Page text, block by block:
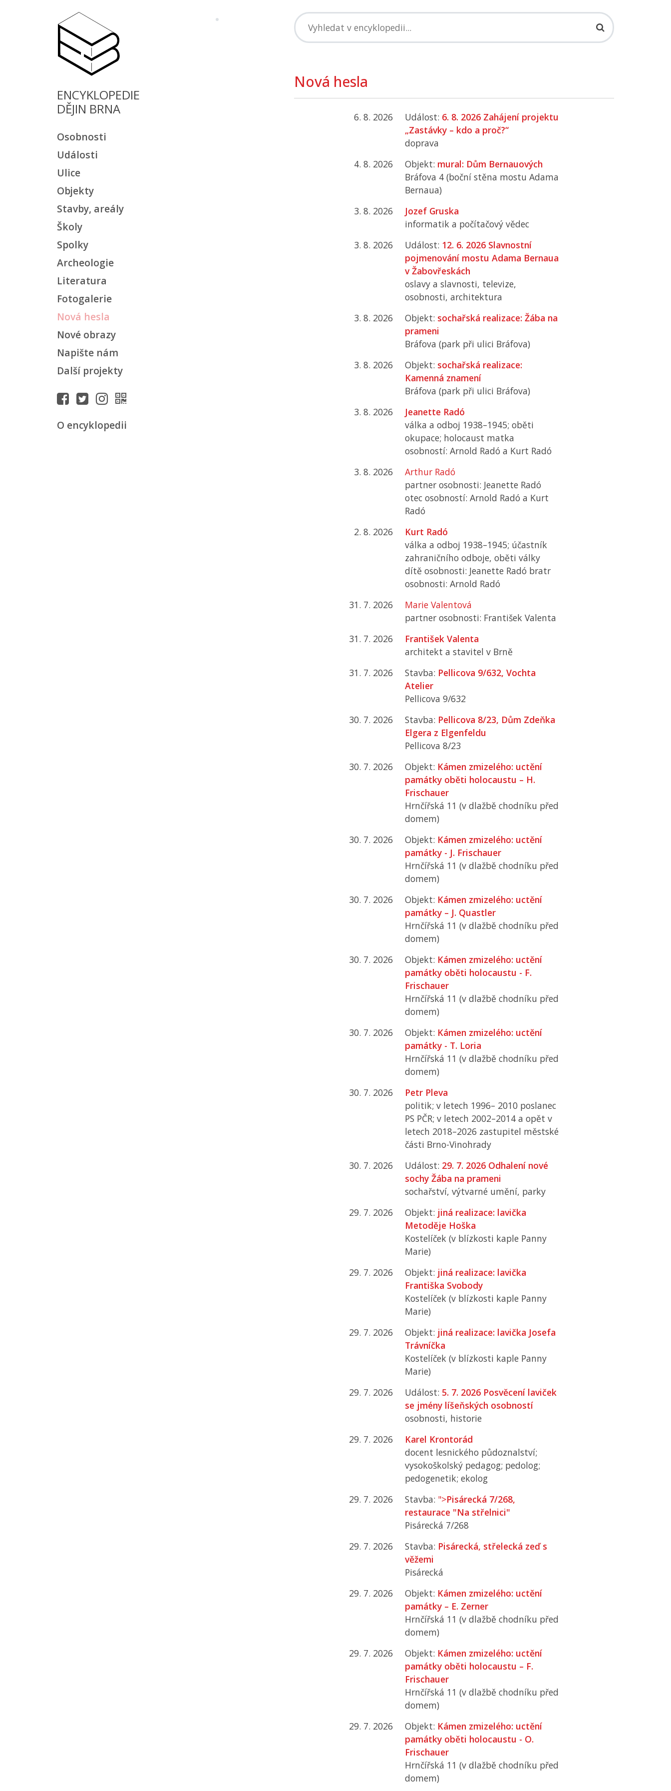
ENCYKLOPEDIE
DĚJIN BRNA
Osobnosti
Události
Ulice
Objekty
Stavby, areály
Školy
Spolky
Archeologie
Literatura
Fotogalerie
Nová hesla
Nové obrazy
Napište nám
Další projekty
O encyklopedii
Nová hesla
6. 8. 2026 Událost: 6. 8. 2026 Zahájení projektu
„Zastávky – kdo a proč?“
doprava
4. 8. 2026
Objekt: mural: Dům Bernauových
Bráfova 4 (boční stěna mostu Adama
Bernaua)
3. 8. 2026
Jozef Gruska
informatik a počítačový vědec
3. 8. 2026
Událost: 12. 6. 2026 Slavnostní
pojmenování mostu Adama Bernaua
v Žabovřeskách
oslavy a slavnosti, televize,
osobnosti, architektura
3. 8. 2026
Objekt: sochařská realizace: Žába na
prameni
Bráfova (park při ulici Bráfova)
3. 8. 2026
Objekt: sochařská realizace:
Kamenná znamení
Bráfova (park při ulici Bráfova)
3. 8. 2026
Jeanette Radó
válka a odboj 1938–1945; oběti
okupace; holocaust matka
osobností: Arnold Radó a Kurt Radó
3. 8. 2026
Arthur Radó
partner osobnosti: Jeanette Radó
otec osobností: Arnold Radó a Kurt
Radó
2. 8. 2026
Kurt Radó
válka a odboj 1938–1945; účastník
zahraničního odboje, oběti války
dítě osobnosti: Jeanette Radó bratr
osobnosti: Arnold Radó
31. 7. 2026
Marie Valentová
partner osobnosti: František Valenta
31. 7. 2026
František Valenta
architekt a stavitel v Brně
31. 7. 2026
Stavba: Pellicova 9/632, Vochta
Atelier
Pellicova 9/632
30. 7. 2026
Stavba: Pellicova 8/23, Dům Zdeňka
Elgera z Elgenfeldu
Pellicova 8/23
30. 7. 2026
Objekt: Kámen zmizelého: uctění
památky oběti holocaustu – H.
Frischauer
Hrnčířská 11 (v dlažbě chodníku před
domem)
30. 7. 2026
Objekt: Kámen zmizelého: uctění
památky - J. Frischauer
Hrnčířská 11 (v dlažbě chodníku před
domem)
30. 7. 2026
Objekt: Kámen zmizelého: uctění
památky – J. Quastler
Hrnčířská 11 (v dlažbě chodníku před
domem)
30. 7. 2026
Objekt: Kámen zmizelého: uctění
památky oběti holocaustu - F.
Frischauer
Hrnčířská 11 (v dlažbě chodníku před
domem)
30. 7. 2026
Objekt: Kámen zmizelého: uctění
památky - T. Loria
Hrnčířská 11 (v dlažbě chodníku před
domem)
30. 7. 2026
Petr Pleva
politik; v letech 1996– 2010 poslanec
PS PČR; v letech 2002–2014 a opět v
letech 2018–2026 zastupitel městské
části Brno-Vinohrady
30. 7. 2026
Událost: 29. 7. 2026 Odhalení nové
sochy Žába na prameni
sochařství, výtvarné umění, parky
29. 7. 2026
Objekt: jiná realizace: lavička
Metoděje Hoška
Kostelíček (v blízkosti kaple Panny
Marie)
29. 7. 2026
Objekt: jiná realizace: lavička
Františka Svobody
Kostelíček (v blízkosti kaple Panny
Marie)
29. 7. 2026
Objekt: jiná realizace: lavička Josefa
Trávníčka
Kostelíček (v blízkosti kaple Panny
Marie)
29. 7. 2026
Událost: 5. 7. 2026 Posvěcení laviček
se jmény líšeňských osobností
osobnosti, historie
29. 7. 2026
Karel Krontorád
docent lesnického půdoznalství;
vysokoškolský pedagog; pedolog;
pedogenetik; ekolog
29. 7. 2026
Stavba: ">Pisárecká 7/268,
restaurace "Na střelnici"
Pisárecká 7/268
29. 7. 2026
Stavba: Pisárecká, střelecká zeď s
věžemi
Pisárecká
29. 7. 2026
Objekt: Kámen zmizelého: uctění
památky – E. Zerner
Hrnčířská 11 (v dlažbě chodníku před
domem)
29. 7. 2026
Objekt: Kámen zmizelého: uctění
památky oběti holocaustu – F.
Frischauer
Hrnčířská 11 (v dlažbě chodníku před
domem)
29. 7. 2026
Objekt: Kámen zmizelého: uctění
památky oběti holocaustu - O.
Frischauer
Hrnčířská 11 (v dlažbě chodníku před
domem)